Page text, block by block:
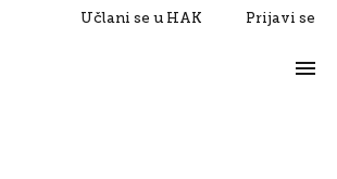
Učlani se u HAK Prijavi se